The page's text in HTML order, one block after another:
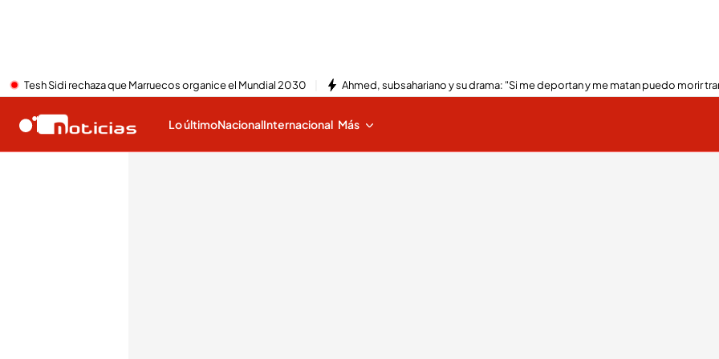
Tesh Sidi rechaza que Marruecos organice el Mundial 2030 Ahmed, subsahariano y su drama: "Si me deportan y me matan puedo morir
Lo últimoNacionalInternacional Más